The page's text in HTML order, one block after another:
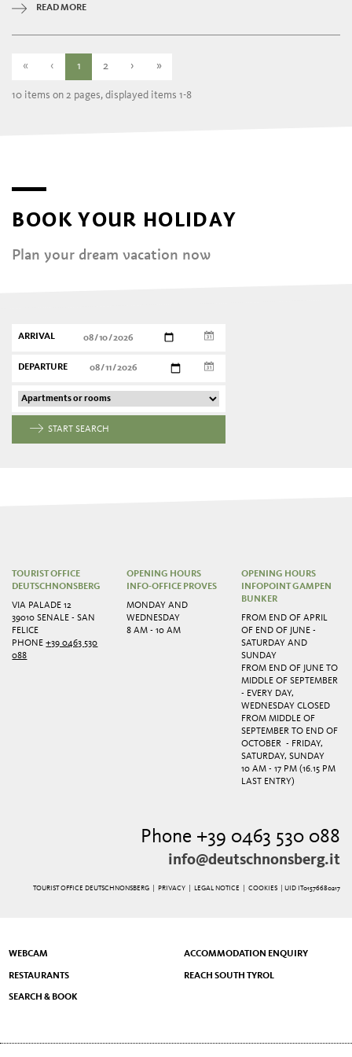
READ MORE
« ‹ 1 2 › »
10 items on 2 pages, displayed items 1-8
BOOK YOUR HOLIDAY
Plan your dream vacation now
ARRIVAL
DEPARTURE
START SEARCH
TOURIST OFFICE
DEUTSCHNONSBERG
VIA PALADE 12
39010 SENALE - SAN
FELICE
PHONE+39 0463 530
088
OPENING HOURS
INFO-OFFICE PROVES
MONDAY AND
WEDNESDAY
8 AM - 10 AM
OPENING HOURS
INFOPOINT GAMPEN
BUNKER
FROM END OF APRIL
OF END OF JUNE -
SATURDAY AND
SUNDAY
FROM END OF JUNE TO
MIDDLE OF SEPTEMBER
- EVERY DAY,
WEDNESDAY CLOSED
FROM MIDDLE OF
SEPTEMBER TO END OF
OCTOBER - FRIDAY,
SATURDAY, SUNDAY
10 AM - 17 PM (16.15 PM
LAST ENTRY)
Phone +39 0463 530 088
info@deutschnonsberg.it
TOURIST OFFICE DEUTSCHNONSBERG | PRIVACY| LEGAL NOTICE COOKIES | UID IT01576680217
WEBCAM ACCOMMODATION ENQUIRY
RESTAURANTS REACH SOUTH TYROL
SEARCH & BOOK